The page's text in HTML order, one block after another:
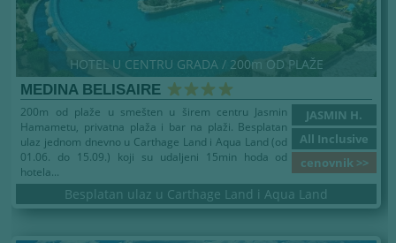
HOTEL U CENTRU GRADA / 200m OD PLAŽE
MEDINA BELISAIRE
JASMIN H.
All Inclusive
cenovnik >>
200m od plaže u smešten u širem centru Jasmin
Hamametu, privatna plaža i bar na plaži. Besplatan
ulaz jednom dnevno u Carthage Land i Aqua Land (od
01.06. do 15.09.) koji su udaljeni 15min hoda od
hotela...
Besplatan ulaz u Carthage Land i Aqua Land